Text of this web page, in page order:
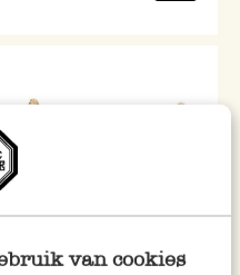
van cookies